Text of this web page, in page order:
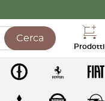
Cerca
Prodotti